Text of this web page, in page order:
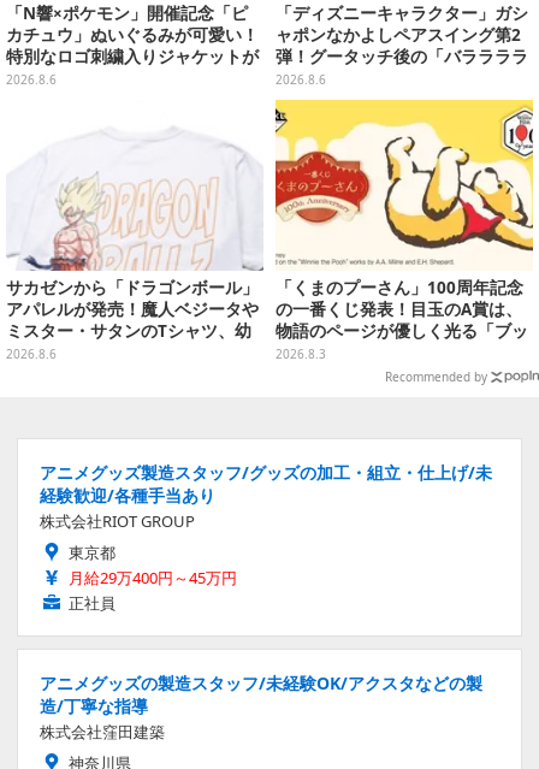
「N響×ポケモン」開催記念「ピ
カチュウ」ぬいぐるみが可愛い！
特別なロゴ刺繍入りジャケットが
オシャレ
2026.8.6
「ディズニーキャラクター」ガシ
ャポンなかよしペアスイング第2
弾！グータッチ後の「バララララ
ララ～♪」を再現したヒロ＆ベイ
マックスなど全4種
2026.8.6
サカゼンから「ドラゴンボール」
アパレルが発売！魔人ベジータや
ミスター・サタンのTシャツ、幼
少期悟空のパーカーなど幅広いデ
2026.8.6
「くまのプーさん」100周年記念
の一番くじ発表！目玉のA賞は、
物語のページが優しく光る「ブッ
クシェイプドライト」
2026.8.3
Recommended by
アニメグッズ製造スタッフ/グッズの加工・組立・仕上げ/未
経験歓迎/各種手当あり
株式会社RIOT GROUP
東京都
月給29万400円～45万円
正社員
アニメグッズの製造スタッフ/未経験OK/アクスタなどの製
造/丁寧な指導
株式会社窪田建築
神奈川県